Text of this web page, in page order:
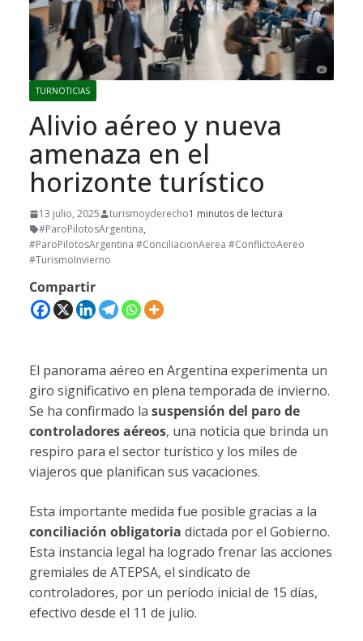
TURNOTICIAS
Alivio aéreo y nueva
amenaza en el
horizonte turístico
13 julio, 2025 turismoyderecho1 minutos de lectura
#ParoPilotosArgentina,
#ParoPilotosArgentina #ConciliacionAerea #ConflictoAereo
#TurismoInvierno
Compartir
El panorama aéreo en Argentina experimenta un
giro significativo en plena temporada de invierno.
Se ha confirmado la suspensión del paro de
controladores aéreos, una noticia que brinda un
respiro para el sector turístico y los miles de
viajeros que planifican sus vacaciones.
Esta importante medida fue posible gracias a la
conciliación obligatoria dictada por el Gobierno.
Esta instancia legal ha logrado frenar las acciones
gremiales de ATEPSA, el sindicato de
controladores, por un período inicial de 15 días,
efectivo desde el 11 de julio.